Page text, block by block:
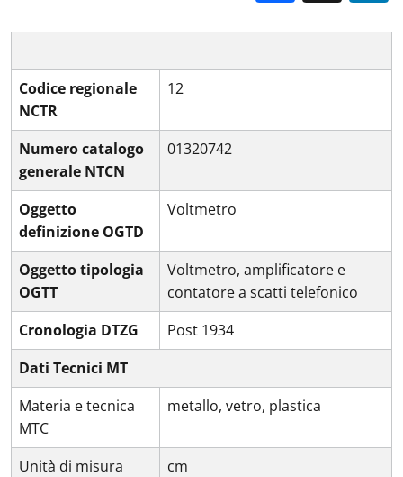
Codice regionale
NCTR
12
Numero catalogo
generale NTCN
01320742
Oggetto
definizione OGTD
Voltmetro
Oggetto tipologia
OGTT
Voltmetro, amplificatore e
contatore a scatti telefonico
Cronologia DTZG
Post 1934
Dati Tecnici MT
Materia e tecnica
MTC
metallo, vetro, plastica
Unità di misura
cm